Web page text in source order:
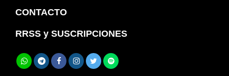
CONTACTO
RRSS y SUSCRIPCIONES